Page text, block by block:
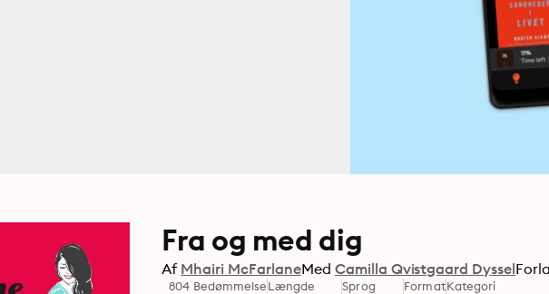
Fra og med dig
Af Mhairi McFarlaneMed Camilla Qvistgaard Dyssel
804 BedømmelseLængde Sprog FormatKategori